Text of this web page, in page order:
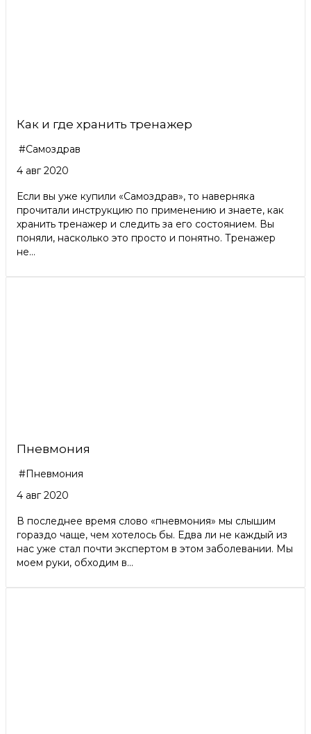
Как и где хранить тренажер
#Самоздрав
4 авг 2020
Если вы уже купили «Самоздрав», то наверняка
прочитали инструкцию по применению и знаете, как
хранить тренажер и следить за его состоянием. Вы
поняли, насколько это просто и понятно. Тренажер
не...
Пневмония
#Пневмония
4 авг 2020
В последнее время слово «пневмония» мы слышим
гораздо чаще, чем хотелось бы. Едва ли не каждый из
нас уже стал почти экспертом в этом заболевании. Мы
моем руки, обходим в...